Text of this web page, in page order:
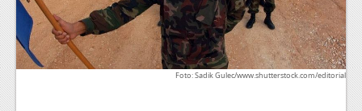
Foto: Sadik Gulec/www.shutterstock.com/editorial